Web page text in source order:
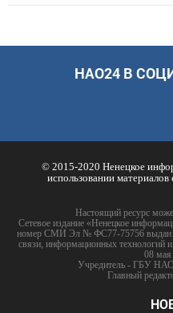
НАО24 В
© 2015-2020 Ненецкое
использовании материалов
Настоящий ресурс
Сетевое издание «Ненецкое
номер СМИ Эл № ФС77-75756 выдан
связи, информационных технологий
08 мая
Учредитель - ГБУ
Главный